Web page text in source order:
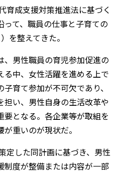
育成支援対策推進法に基づく
て、職員の仕事と子育ての
を整えてきた。
、男性職員の育児参加促進の
中、女性活躍を進める上で
育て参加が不可欠であり、
担い、男性自身の生活改革や
となる。各企業等が取組を
重いのが現状だ。
定した同計画に基づき、男性
制度が整備または内容が一部